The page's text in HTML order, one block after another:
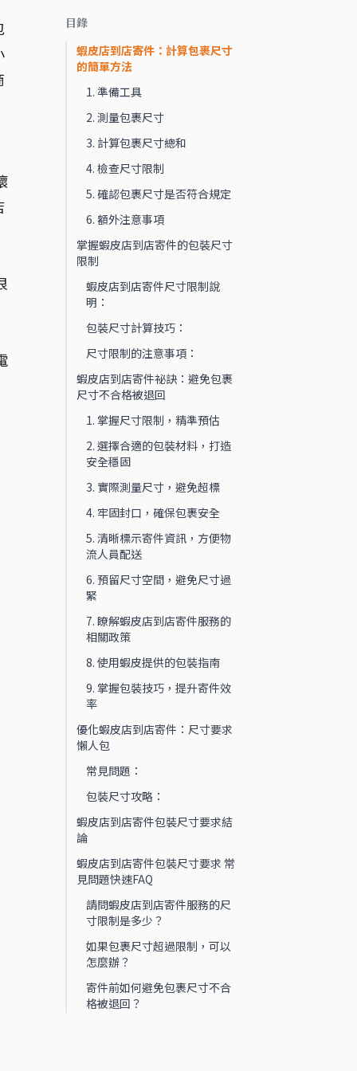
目錄
蝦皮店到店寄件：計算包裹尺寸
的簡單方法
1. 準備工具
2. 測量包裹尺寸
3. 計算包裹尺寸總和
4. 檢查尺寸限制
5. 確認包裹尺寸是否符合規定
6. 額外注意事項
掌握蝦皮店到店寄件的包裝尺寸
限制
蝦皮店到店寄件尺寸限制說
明：
包裝尺寸計算技巧：
尺寸限制的注意事項：
蝦皮店到店寄件祕訣：避免包裹
尺寸不合格被退回
1. 掌握尺寸限制，精準預估
2. 選擇合適的包裝材料，打造
安全穩固
3. 實際測量尺寸，避免超標
4. 牢固封口，確保包裹安全
5. 清晰標示寄件資訊，方便物
流人員配送
6. 預留尺寸空間，避免尺寸過
緊
7. 瞭解蝦皮店到店寄件服務的
相關政策
8. 使用蝦皮提供的包裝指南
9. 掌握包裝技巧，提升寄件效
率
優化蝦皮店到店寄件：尺寸要求
懶人包
常見問題：
包裝尺寸攻略：
蝦皮店到店寄件包裝尺寸要求結
論
蝦皮店到店寄件包裝尺寸要求 常
見問題快速FAQ
請問蝦皮店到店寄件服務的尺
寸限制是多少？
如果包裹尺寸超過限制，可以
怎麼辦？
寄件前如何避免包裹尺寸不合
格被退回？